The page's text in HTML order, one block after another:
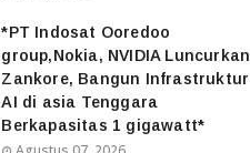
*PT Indosat Ooredoo
group,Nokia, NVIDIA Luncurkan
Zankore, Bangun Infrastruktur
AI di asia Tenggara
Berkapasitas 1 gigawatt*